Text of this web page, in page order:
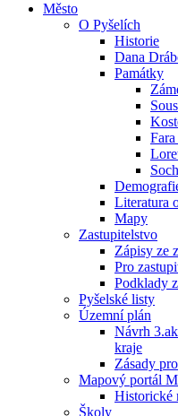
Město
O Pyšelích
Historie
Dana
Památky
Literatura
Mapy
Zastupitelstvo
Zápisy ze
Pro
Podklady
Pyšelské listy
Územní plán
Návrh
kraje
Zásady
Mapový portál
Historické
Školy